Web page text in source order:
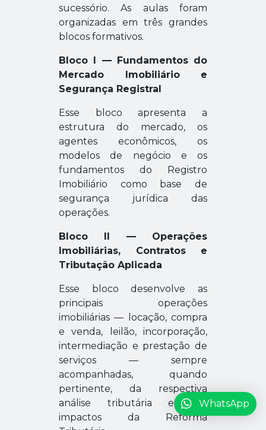
sucessório.As aulas foram
organizadas em três grandes
blocos formativos.
Bloco I — Fundamentos do
Mercado Imobiliário e
Segurança Registral
Esse bloco apresenta a
estrutura do mercado, os
agentes econômicos, os
modelos de negócio e os
fundamentos do Registro
Imobiliário como base de
segurança jurídica das
operações.
Bloco II — Operações
Imobiliárias, Contratos e
Tributação Aplicada
Esse bloco desenvolve as
principais operações
imobiliárias — locação, compra
e venda, leilão, incorporação,
intermediação e prestação de
serviços — sempre
acompanhadas, quando
pertinente, da respectiva
análise tributária e dos
impactos da Reforma
WhatsApp